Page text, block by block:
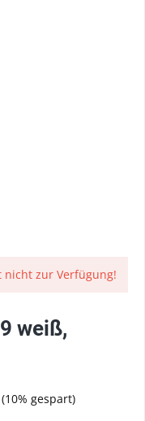
nicht zur Verfügung!
weiß,
(10% gespart)